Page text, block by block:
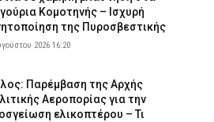
Κομοτηνής – Ισχυρή
της Πυροσβεστικής
2026 16:20
Παρέμβαση της Αρχής
Αεροπορίας για την
ελικοπτέρου – Τι